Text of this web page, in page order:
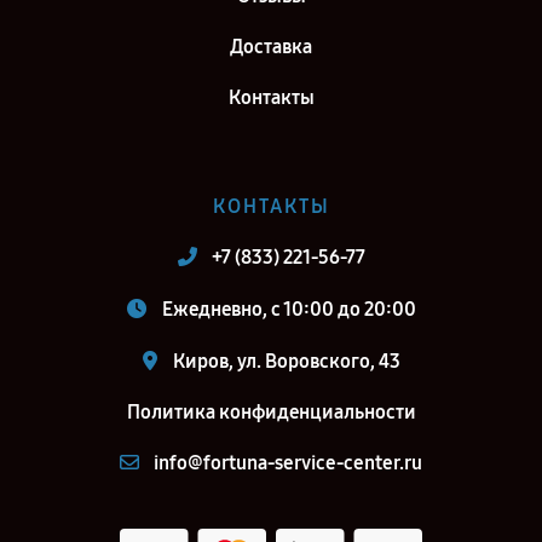
Доставка
Контакты
КОНТАКТЫ
+7 (833) 221-56-77
Ежедневно, с 10:00 до 20:00
Киров, ул. Воровского, 43
Политика конфиденциальности
info@fortuna-service-center.ru